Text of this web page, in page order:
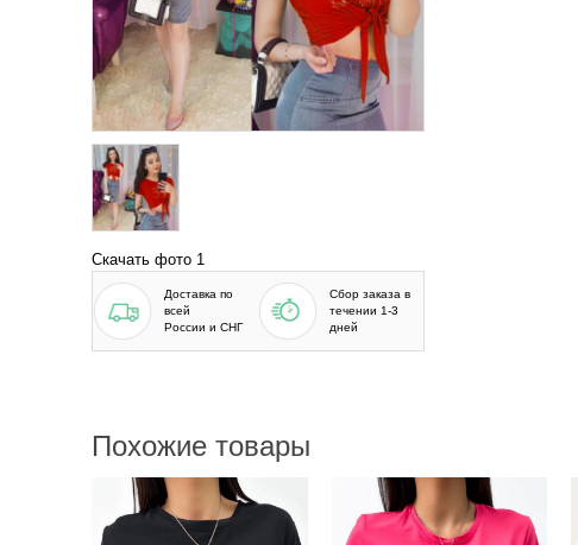
Скачать фото 1
Доставка по
всей
России и СНГ
Сбор заказа в
течении 1-3
дней
Похожие товары